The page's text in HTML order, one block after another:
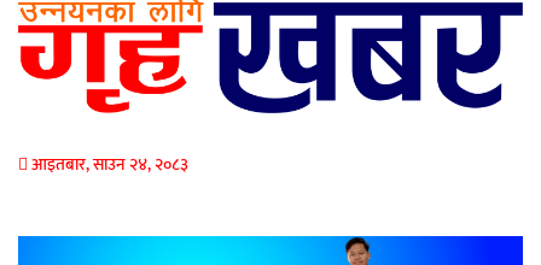
आइतबार, साउन २४, २०८३